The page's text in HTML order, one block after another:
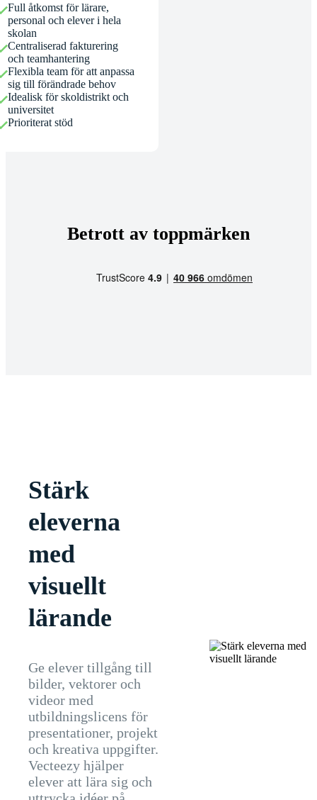
Full åtkomst för lärare,
personal och elever i hela
skolan
Centraliserad fakturering
och teamhantering
Flexibla team för att anpassa
sig till förändrade behov
Idealisk för skoldistrikt och
universitet
Prioriterat stöd
Betrott av toppmärken
Stärk
eleverna
med
visuellt
lärande
Ge elever tillgång till
bilder, vektorer och
videor med
utbildningslicens för
presentationer, projekt
och kreativa uppgifter.
Vecteezy hjälper
elever att lära sig och